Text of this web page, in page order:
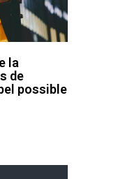
la
de
possible